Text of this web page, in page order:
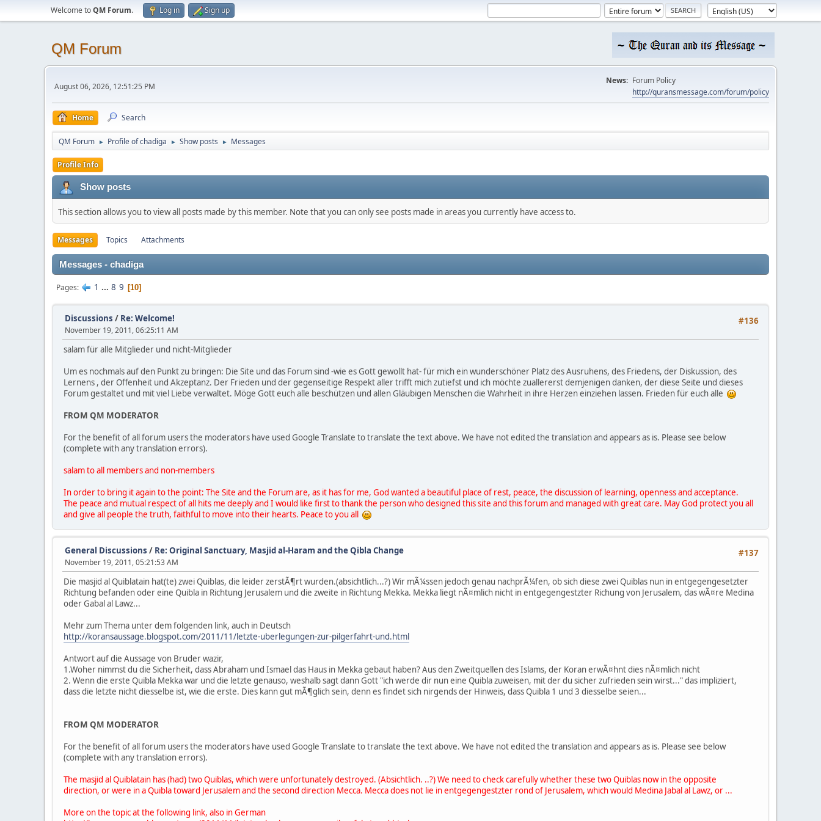
Welcome toQM Forum. Log in Sign up
QM Forum
August 06, 2026, 12:51:25 PM
News: Forum Policy
http://quransmessage.com/forum/policy
Home Search
QM Forum ► Profile of chadiga ► Show posts ► Messages
Profile Info
Show posts
This section allows you to view all posts made by this member. Note that you can only see posts made in areas you currently have access to.
Messages Topics Attachments
Messages - chadiga
Pages 1 ... 8 9 10
#136
Discussions / Re: Welcome!
November 19, 2011, 06:25:11 AM
salam für alle Mitglieder und nicht-Mitglieder
Um es nochmals auf den Punkt zu bringen: Die Site und das Forum sind -wie es Gott gewollt hat- für mich ein wunderschöner Platz des Ausruhens, des Friedens, der Diskussion, des
Lernens , der Offenheit und Akzeptanz. Der Frieden und der gegenseitige Respekt aller trifft mich zutiefst und ich möchte zuallererst demjenigen danken, der diese Seite und dieses
Forum gestaltet und mit viel Liebe verwaltet. Möge Gott euch alle beschützen und allen Gläubigen Menschen die Wahrheit in ihre Herzen einziehen lassen. Frieden für euch alle
FROM QM MODERATOR
For the benefit of all forum users the moderators have used Google Translate to translate the text above. We have not edited the translation and appears as is. Please see below
(complete with any translation errors).
salam to all members and non-members
In order to bring it again to the point: The Site and the Forum are, as it has for me, God wanted a beautiful place of rest, peace, the discussion of learning, openness and acceptance.
The peace and mutual respect of all hits me deeply and I would like first to thank the person who designed this site and this forum and managed with great care. May God protect you all
and give all people the truth, faithful to move into their hearts. Peace to you all
#137
General Discussions / Re: Original Sanctuary, Masjid al-Haram and the Qibla Change
November 19, 2011, 05:21:53 AM
Die masjid al Quiblatain hat(te) zwei Quiblas, die leider zerstÃ¶rt wurden.(absichtlich...?) Wir mÃ¼ssen jedoch genau nachprÃ¼fen, ob sich diese zwei Quiblas nun in entgegengesetzter
Richtung befanden oder eine Quibla in Richtung Jerusalem und die zweite in Richtung Mekka. Mekka liegt nÃ¤mlich nicht in entgegengestzter Richung von Jerusalem, das wÃ¤re Medina
oder Gabal al Lawz...
Mehr zum Thema unter dem folgenden link, auch in Deutsch
http://koransaussage.blogspot.com/2011/11/letzte-uberlegungen-zur-pilgerfahrt-und.html
Antwort auf die Aussage von Bruder wazir,
1.Woher nimmst du die Sicherheit, dass Abraham und Ismael das Haus in Mekka gebaut haben? Aus den Zweitquellen des Islams, der Koran erwÃ¤hnt dies nÃ¤mlich nicht
2. Wenn die erste Quibla Mekka war und die letzte genauso, weshalb sagt dann Gott "ich werde dir nun eine Quibla zuweisen, mit der du sicher zufrieden sein wirst..." das impliziert,
dass die letzte nicht diesselbe ist, wie die erste. Dies kann gut mÃ¶glich sein, denn es findet sich nirgends der Hinweis, dass Quibla 1 und 3 diesselbe seien...
FROM QM MODERATOR
For the benefit of all forum users the moderators have used Google Translate to translate the text above. We have not edited the translation and appears as is. Please see below
(complete with any translation errors).
The masjid al Quiblatain has (had) two Quiblas, which were unfortunately destroyed. (Absichtlich. ..?) We need to check carefully whether these two Quiblas now in the opposite
direction, or were in a Quibla toward Jerusalem and the second direction Mecca. Mecca does not lie in entgegengestzter rond of Jerusalem, which would Medina Jabal al Lawz, or ...
More on the topic at the following link, also in German